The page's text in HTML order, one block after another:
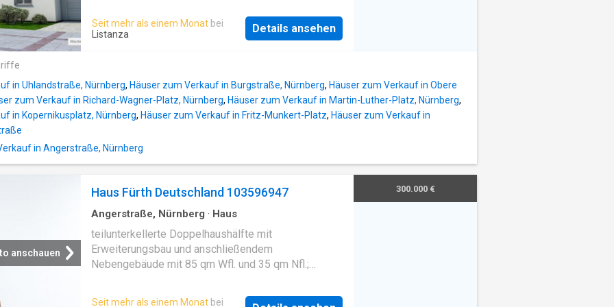
Fenster ausgestattet und ergänzt durch ein
zusätzliches Gäste-WC. Die gehobene Ausstattung
über 2 Etagen und beeindruckt mit
energieeffizientem Bau. Dank einer Wärmepumpe
als Heizungsart entspricht das Haus dem
Umsiedlungshaus, mit Erweiterungsanbau (ca. 1997)
und Nebengebäude, keine Innenbesichtigung
Seit mehr als einem Monat bei
Listanza
Details ansehen
in Uhlandstraße, Nürnberg, Häuser zum Verkauf in Burgstraße, Nürnberg, Häuser zum Verkauf in Obere
zum Verkauf in Richard-Wagner-Platz, Nürnberg, Häuser zum Verkauf in Martin-Luther-Platz, Nürnberg,
in Kopernikusplatz, Nürnberg, Häuser zum Verkauf in Fritz-Munkert-Platz, Häuser zum Verkauf in
in Angerstraße, Nürnberg
anschauen
Haus Fürth Deutschland 103596947
Angerstraße, Nürnberg · Haus
teilunterkellerte Doppelhaushälfte mit
Erweiterungsbau und anschließendem
Nebengebäude mit 85 qm Wfl. und 35 qm Nfl.;
1994 ausgebaut - bestehend aus einer
Seit mehr als einem Monat bei
300.000 €